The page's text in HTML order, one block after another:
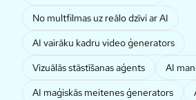
No multfilmas uz reālo dzīvi ar AI
AI vairāku kadru video ģenerators
Vizuālās stāstīšanas aģents
AI
AI maģiskās meitenes ģenerators